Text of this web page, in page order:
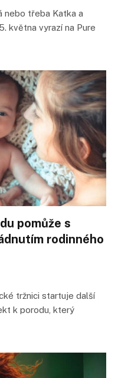
nebo třeba Katka a
května vyrazí na Pure
pomůže s
rodinného
tržnici startuje další
k porodu, který